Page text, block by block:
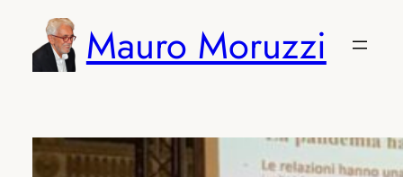
contenuto
Mauro Moruzzi